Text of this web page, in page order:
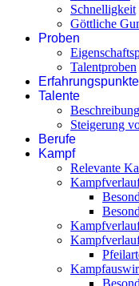
Schnelligkeit
Göttliche
Proben
Talentproben
Erfahrungspunkte
Talente
Steigerung
Berufe
Kampf
Relevante